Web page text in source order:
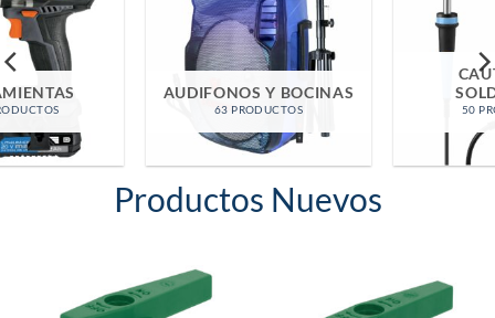
AUDIFONOS Y BOCINAS
CAUTINES Y
SOLDADURA
Productos Nuevos